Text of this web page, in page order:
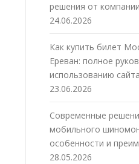
решения от
24.06.2026
Как купить билет
Ереван: полное
использованию
23.06.2026
Современные
мобильного
особенности и
28.05.2026